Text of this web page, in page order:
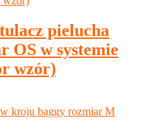
pielucha
OS w systemie
wzór)